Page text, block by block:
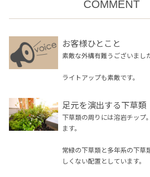
COMMENT
お客様ひとこと
素敵な外構有難うございました
ライトアップも素敵です。
足元を演出する下草類
下草類の周りには溶岩チップ
ます。
常緑の下草類と多年系の下草
しくない配置としています。